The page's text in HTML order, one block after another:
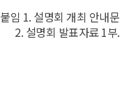
붙임 1. 설명회 개최 안내문
2. 설명회 발표자료1부.